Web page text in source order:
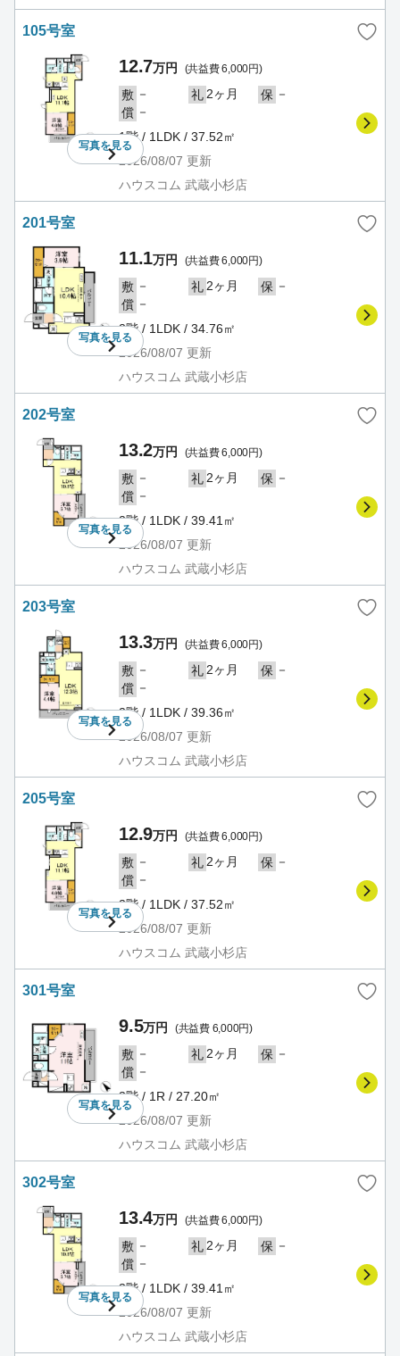
105号室
写真を見る
12.7万円 (共益費 6,000円)
敷 － 礼 2ヶ月 保 －
償 －
1階 / 1LDK / 37.52㎡
2026/08/07 更新
ハウスコム 武蔵小杉店
201号室
写真を見る
11.1万円 (共益費 6,000円)
敷 － 礼 2ヶ月 保 －
償 －
2階 / 1LDK / 34.76㎡
2026/08/07 更新
ハウスコム 武蔵小杉店
202号室
写真を見る
13.2万円 (共益費 6,000円)
敷 － 礼 2ヶ月 保 －
償 －
2階 / 1LDK / 39.41㎡
2026/08/07 更新
ハウスコム 武蔵小杉店
203号室
写真を見る
13.3万円 (共益費 6,000円)
敷 － 礼 2ヶ月 保 －
償 －
2階 / 1LDK / 39.36㎡
2026/08/07 更新
ハウスコム 武蔵小杉店
205号室
写真を見る
12.9万円 (共益費 6,000円)
敷 － 礼 2ヶ月 保 －
償 －
2階 / 1LDK / 37.52㎡
2026/08/07 更新
ハウスコム 武蔵小杉店
301号室
写真を見る
9.5万円 (共益費 6,000円)
敷 － 礼 2ヶ月 保 －
償 －
3階 / 1R / 27.20㎡
2026/08/07 更新
ハウスコム 武蔵小杉店
302号室
写真を見る
13.4万円 (共益費 6,000円)
敷 － 礼 2ヶ月 保 －
償 －
3階 / 1LDK / 39.41㎡
2026/08/07 更新
ハウスコム 武蔵小杉店